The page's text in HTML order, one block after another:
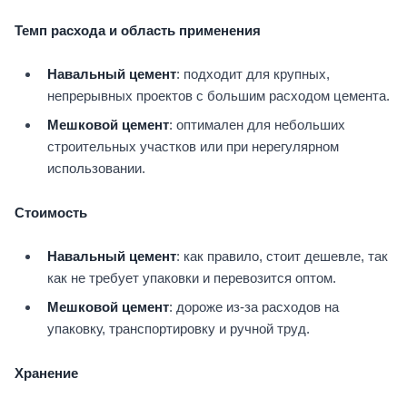
Темп расхода и область применения
Навальный цемент: подходит для крупных,
непрерывных проектов с большим расходом цемента.
Мешковой цемент: оптимален для небольших
строительных участков или при нерегулярном
использовании.
Стоимость
Навальный цемент: как правило, стоит дешевле, так
как не требует упаковки и перевозится оптом.
Мешковой цемент: дороже из-за расходов на
упаковку, транспортировку и ручной труд.
Хранение